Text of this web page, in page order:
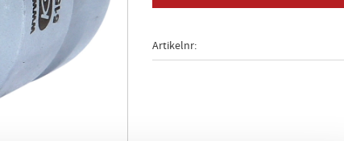
Artikelnr